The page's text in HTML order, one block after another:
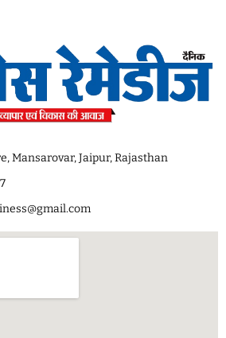
Mansarovar, Jaipur, Rajasthan